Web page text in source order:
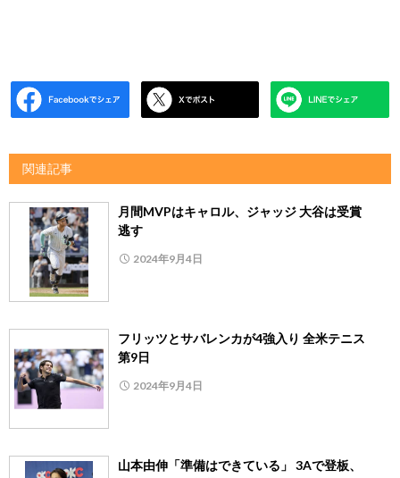
関連記事
月間MVPはキャロル、ジャッジ 大谷は受賞
逃す
2024年9月4日
フリッツとサバレンカが4強入り 全米テニス
第9日
2024年9月4日
山本由伸「準備はできている」 3Aで登板、